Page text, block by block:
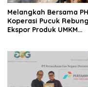
Melangkah Bersama
Koperasi Pucuk Rebung
Ekspor Produk UMKM